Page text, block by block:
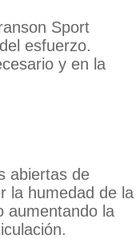
Sport
esfuerzo.
y en la
abiertas de
la humedad de la
aumentando la